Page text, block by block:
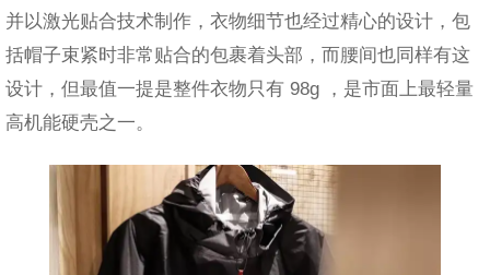
并以激光贴合技术制作，衣物细节也经过精心的设计，包
括帽子束紧时非常贴合的包裹着头部，而腰间也同样有这
设计，但最值一提是整件衣物只有 98g ，是市面上最轻量
高机能硬壳之一。